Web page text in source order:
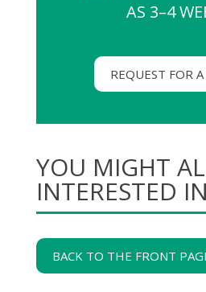
AS 3–4
REQUEST FOR
YOU MIGHT
INTERESTED
BACK TO THE FRONT